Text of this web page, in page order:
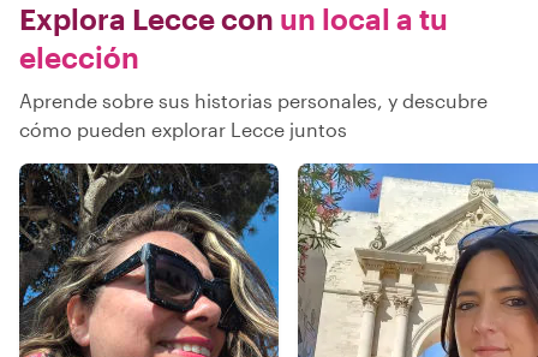
Explora Lecce con un local a tu
elección
Aprende sobre sus historias personales, y descubre
cómo pueden explorar Lecce juntos